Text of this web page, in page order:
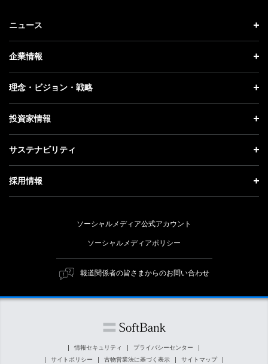
ニュース
ニュース トップ
プレスリリース
更新情報
記者説明会
企業情報
企業情報 トップ
社長メッセージ
事業紹介
ガバナンス
理念・ビジョン・戦略
理念・ビジョン・戦略 トップ
成長戦略「Activate AI for Society」
人材戦略
投資家情報
投資家情報 トップ
経営方針
個人投資家の皆さまへ
株式と社債について
サステナビリティ
サステナビリティ トップ
トップメッセージ
ESG方針・体制
マテリアリティ（重要課題）
ESGの主な取り組み
外部評価・イニシアチブ
採用情報
障がい者採用
ソーシャルメディア公式アカウント
ソーシャルメディアポリシー
報道関係者の皆さまからのお問い合わせ
情報セキュリティ
プライバシーセンター
サイトポリシー
古物営業法に基づく表示 サイトマップ